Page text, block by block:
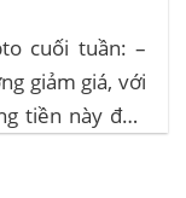
cuối tuần: –
giảm giá, với
tiền này đều